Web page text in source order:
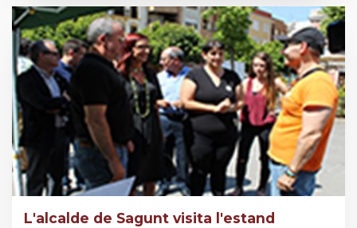
L'alcalde de Sagunt visita l'estand